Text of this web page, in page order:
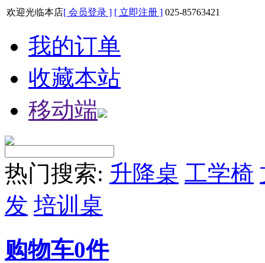
欢迎光临本店[ 会员登录 ] [ 立即注册 ] 025-85763421
我的订单
收藏本站
移动端
热门搜索: 升降桌 工学椅
发 培训桌
购物车0件